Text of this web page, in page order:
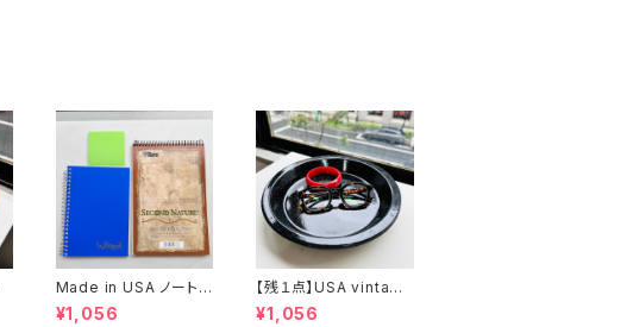
Made in USA ノート２
冊とおまけ
¥1,056
【残１点】USA vintage
ブラック琺瑯プレート
¥1,056